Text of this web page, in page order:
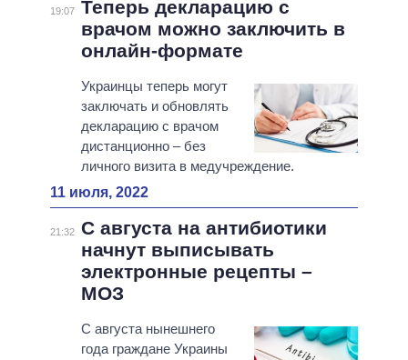
19:07 Теперь декларацию с
врачом можно заключить в
онлайн-формате
Украинцы теперь могут
заключать и обновлять
декларацию с врачом
дистанционно – без
личного визита в медучреждение.
11 июля, 2022
21:32 С августа на антибиотики
начнут выписывать
электронные рецепты –
МОЗ
С августа нынешнего
года граждане Украины